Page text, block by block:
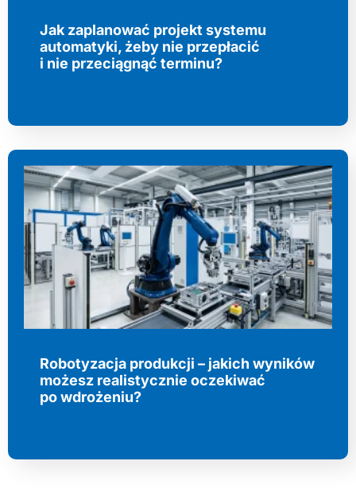
Jak zaplanować projekt systemu
automatyki, żeby nie przepłacić
i nie przeciągnąć terminu?
Robotyzacja produkcji – jakich wyników
możesz realistycznie oczekiwać
po wdrożeniu?